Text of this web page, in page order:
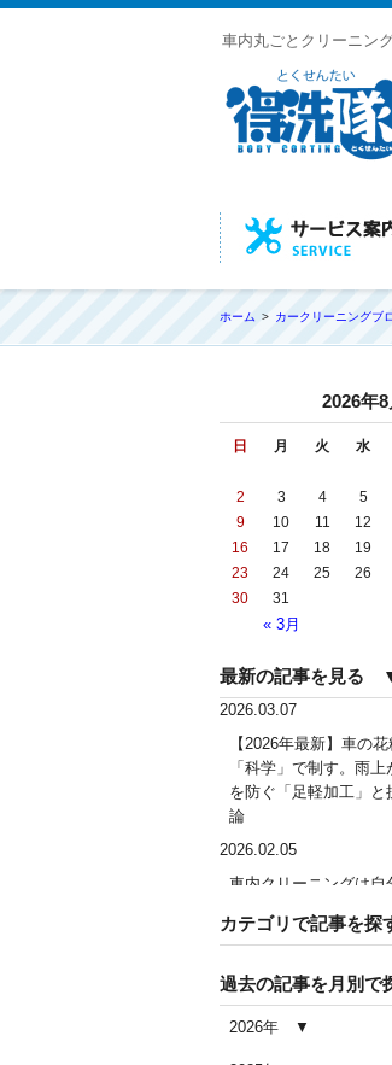
車内丸ごとクリーニン
ホーム カークリーニングブ
2026年8
日 月 火 水
« 3月
2
3 4 5
9
10 11 12
16
17 18 19
23
24 25 26
30
31
最新の記事を見る
2026.03.07
【2026年最新】車の
「科学」で制す。雨
を防ぐ「足軽加工」と
論
2026.02.05
車内クリーニングは自
界を徹底解説
車内クリーニングで失
共通点｜やってはいけ
カテゴリで記事を
過去の記事を月別
2026年